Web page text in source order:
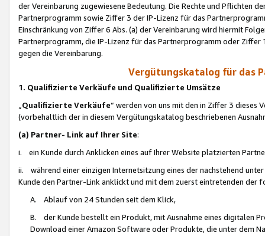
der Vereinbarung zugewiesene Bedeutung. Die Rechte und Pflichten
Partnerprogramm sowie Ziffer 3 der IP-Lizenz für das
Einschränkung von Ziffer 6 Abs. (a) der Vereinbarung wird hiermit
Partnerprogramm, die IP-Lizenz für das Partnerprogramm oder
gegen die Vereinbarung.
Vergütungskatalog für das
1. Qualifizierte Verkäufe und Qualifizierte Umsätze
Qualifizierte Verkäufe“ werden von uns mit den in Ziffer 3
(vorbehaltlich der in diesem Vergütungskatalog beschriebenen
(a) Partner- Link auf Ihrer Site:
i. ein Kunde durch Anklicken eines auf Ihrer Website platzierten
ii. während einer einzigen Internetsitzung eines der nachstehend
Kunde den Partner-Link anklickt und mit dem zuerst eintretenden der
A. Ablauf von 24 Stunden seit dem Klick,
B. der Kunde bestellt ein Produkt, mit Ausnahme eines digitalen
Download einer Amazon Software oder Produkte, die unter dem